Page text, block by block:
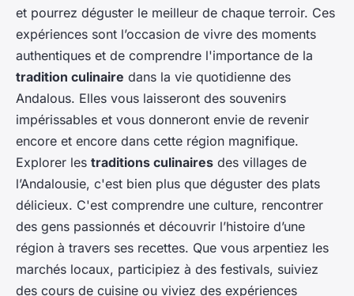
et pourrez déguster le meilleur de chaque terroir. Ces
expériences sont l’occasion de vivre des moments
authentiques et de comprendre l'importance de la
tradition culinaire dans la vie quotidienne des
Andalous. Elles vous laisseront des souvenirs
impérissables et vous donneront envie de revenir
encore et encore dans cette région magnifique.
Explorer les traditions culinaires des villages de
l’Andalousie, c'est bien plus que déguster des plats
délicieux. C'est comprendre une culture, rencontrer
des gens passionnés et découvrir l’histoire d’une
région à travers ses recettes. Que vous arpentiez les
marchés locaux, participiez à des festivals, suiviez
des cours de cuisine ou viviez des expériences